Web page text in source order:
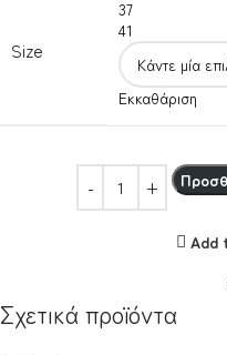
Size
37
41
Εκκαθάριση
Add
Σχετικά προϊόντα